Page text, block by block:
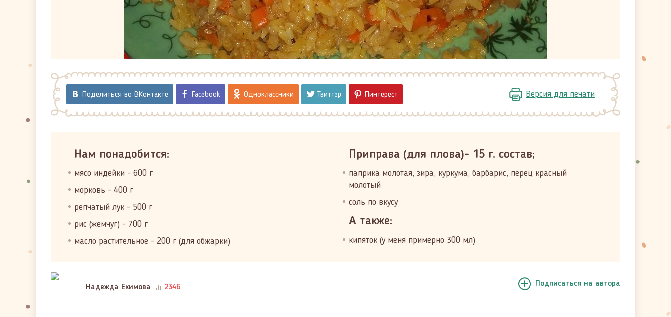
Поделиться во ВКонтакте Facebook Одноклассники Твиттер Пинтерест Версия для печати
Нам понадобится:
мясо индейки - 600 г
морковь - 400 г
репчатый лук - 500 г
рис (жемчуг) - 700 г
масло растительное - 200 г (для обжарки)
Приправа (для плова)- 15 г. состав;
паприка молотая, зира, куркума, барбарис, перец красный
молотый
соль по вкусу
А также:
кипяток (у меня примерно 300 мл)
Надежда Екимова 2346 Подписаться на автора